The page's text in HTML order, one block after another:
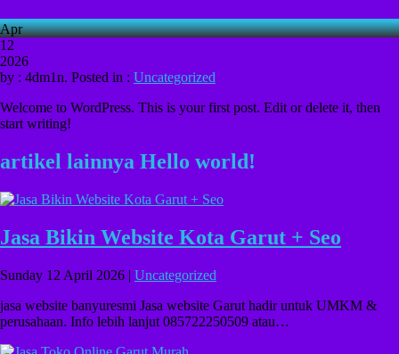
Apr
12
2026
by : 4dm1n. Posted in : Uncategorized
Welcome to WordPress. This is your first post. Edit or delete it, then
start writing!
artikel lainnya Hello world!
Jasa Bikin Website Kota Garut + Seo
Sunday 12 April 2026 | Uncategorized
jasa website banyuresmi Jasa website Garut hadir untuk UMKM &
perusahaan. Info lebih lanjut 085722250509 atau…